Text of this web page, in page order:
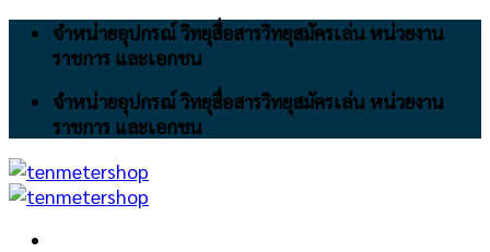
Skip
จำหน่ายอุปกรณ์ วิทยุสื่อสารวิทยุสมัครเล่น หน่วยงาน
ราชการ และเอกชน
จำหน่ายอุปกรณ์ วิทยุสื่อสารวิทยุสมัครเล่น หน่วยงาน
ราชการ และเอกชน